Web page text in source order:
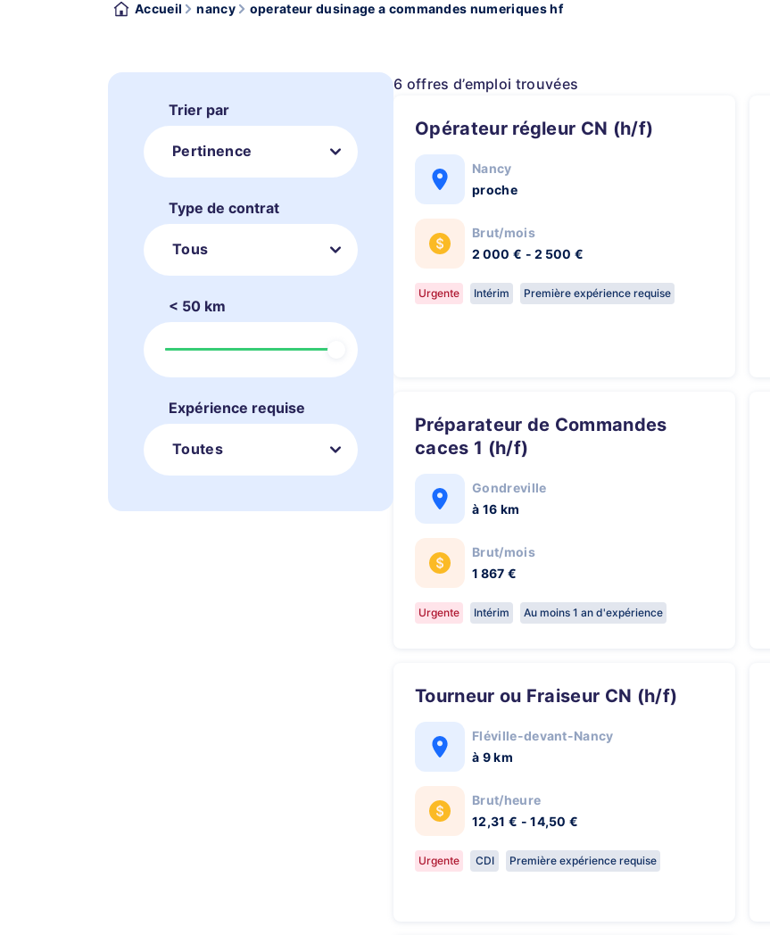
Accueil nancy operateur dusinage a commandes numeriques hf
Trier par
Pertinence
Type de contrat
Tous
< 50 km
Expérience requise
Toutes
6 offres d’emploi trouvées
Opérateur régleur CN (h/f)
Nancy
proche
Brut/mois
2 000 € - 2 500 €
Urgente Intérim Première expérience requise
Préparateur de Commandes
caces 1 (h/f)
Gondreville
à 16 km
Brut/mois
1 867 €
Urgente Intérim Au moins 1 an d'expérience
Tourneur ou Fraiseur CN (h/f)
Fléville-devant-Nancy
à 9 km
Brut/heure
12,31 € - 14,50 €
Urgente CDI Première expérience requise